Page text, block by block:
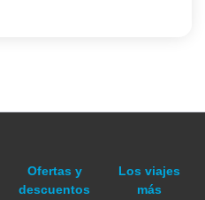
Ofertas y
descuentos
Los viajes
más